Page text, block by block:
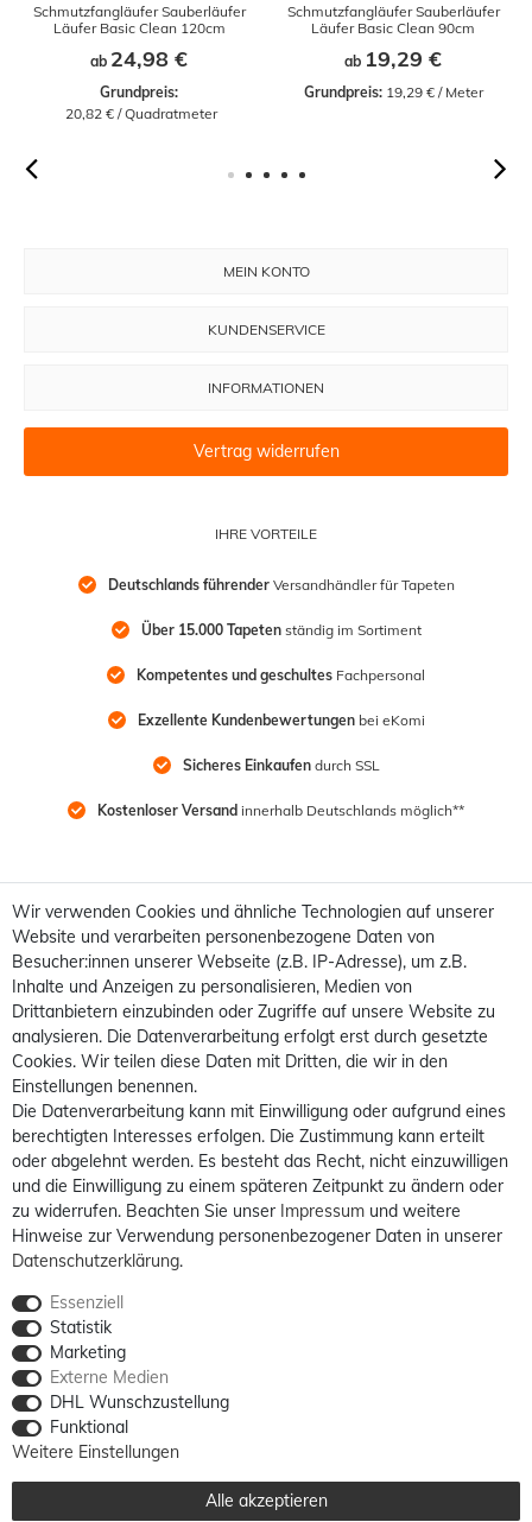
Schmutzfangläufer Sauberläufer
Läufer Basic Clean 120cm
ab 24,98 €
Grundpreis:
20,82 € / Quadratmeter
Schmutzfangläufer Sauberläufer
Läufer Basic Clean 90cm
ab 19,29 €
Grundpreis: 19,29 € / Meter
IHRE VORTEILE
Deutschlands führender Versandhändler für Tapeten
Über 15.000 Tapeten ständig im Sortiment
Kompetentes und geschultes Fachpersonal
Exzellente Kundenbewertungen bei eKomi
Sicheres Einkaufen durch SSL
Kostenloser Versand innerhalb Deutschlands möglich**
MEIN KONTO
KUNDENSERVICE
INFORMATIONEN
Vertrag widerrufen
Wir verwenden Cookies und ähnliche Technologien auf unserer
Website und verarbeiten personenbezogene Daten von
Besucher:innen unserer Webseite (z.B. IP-Adresse), um z.B.
Inhalte und Anzeigen zu personalisieren, Medien von
Drittanbietern einzubinden oder Zugriffe auf unsere Website zu
analysieren. Die Datenverarbeitung erfolgt erst durch gesetzte
Cookies. Wir teilen diese Daten mit Dritten, die wir in den
Einstellungen benennen.
Die Datenverarbeitung kann mit Einwilligung oder aufgrund eines
berechtigten Interesses erfolgen. Die Zustimmung kann erteilt
oder abgelehnt werden. Es besteht das Recht, nicht einzuwilligen
und die Einwilligung zu einem späteren Zeitpunkt zu ändern oder
zu widerrufen. Beachten Sie unser Impressum und weitere
Hinweise zur Verwendung personenbezogener Daten in unserer
Daten­schutz­erklärung.
Essenziell
Statistik
Marketing
Externe Medien
DHL Wunschzustellung
Funktional
Weitere Einstellungen
Alle akzeptieren